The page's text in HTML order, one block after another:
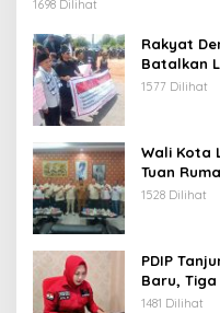
1698 Dilihat
Rakyat
Batalkan
1577 Dilihat
Wali Kota
Tuan
1528 Dilihat
PDIP
Baru,
Daring
1481 Dilihat